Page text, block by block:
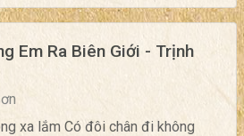
Em Ra Biên Giới - Trịnh
xa lắm Có đôi chân đi không